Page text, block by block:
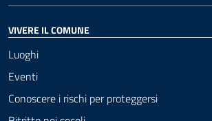
VIVERE IL COMUNE
Luoghi
Eventi
Conoscere i rischi per proteggersi